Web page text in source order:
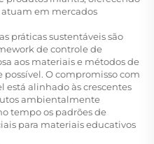
em mercados
práticas sustentáveis são
de controle de
aos materiais e métodos de
O compromisso com
está alinhado às crescentes
ambientalmente
tempo os padrões de
para materiais educativos